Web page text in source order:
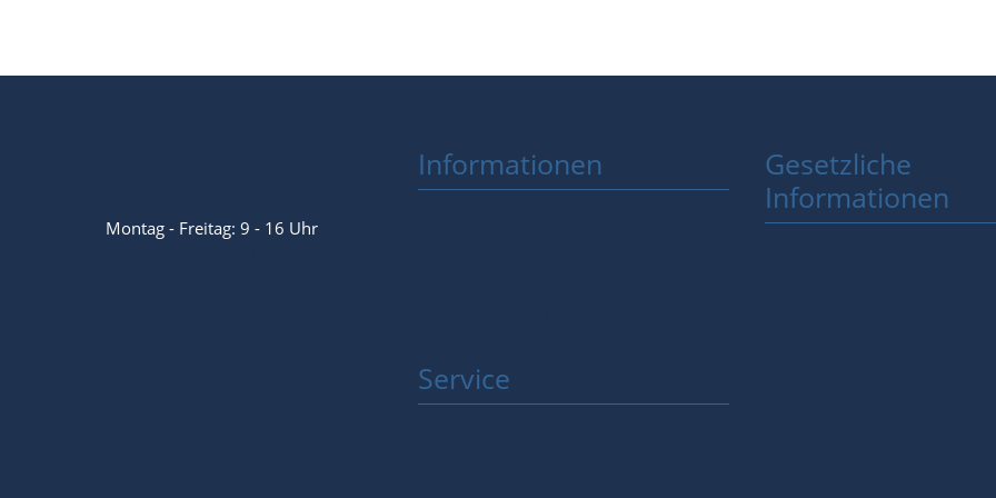
Montag - Freitag: 9 - 16 Uhr
Informationen
Service
Gesetzliche
Informationen